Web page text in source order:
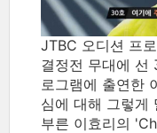
JTBC 오디션 프
결정전 무대에 선
로그램에 출연한
심에 대해 그렇게
부른 이효리의